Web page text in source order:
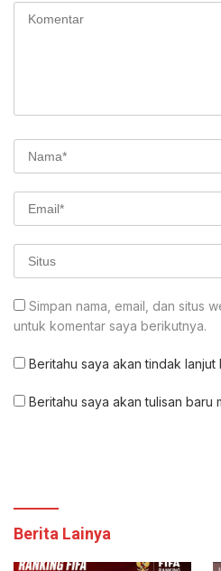
Simpan nama, email, dan situs
untuk komentar saya berikutnya.
Beritahu saya akan tindak lanjut
Beritahu saya akan tulisan baru
Berita Lainya